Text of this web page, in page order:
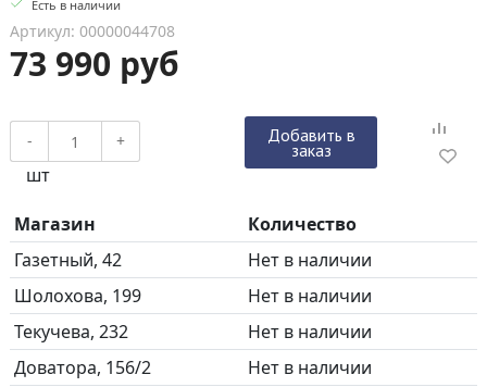
Есть в наличии
Артикул: 00000044708
73 990 руб
- +
шт
Добавить в
заказ
Магазин
Количество
Газетный, 42
Нет в наличии
Шолохова, 199
Нет в наличии
Текучева, 232
Нет в наличии
Доватора, 156/2
Нет в наличии